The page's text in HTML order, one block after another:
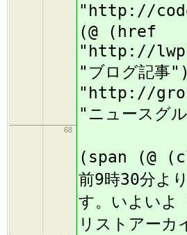
"http://
(@ (href
"http://
"ブログ記
"http://
"ニュース
68
(span (@
前9時30分よ
す。いよい
リストアー